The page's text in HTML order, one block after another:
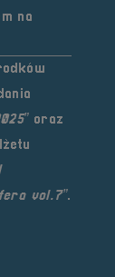
na
oraz
vol.7”.